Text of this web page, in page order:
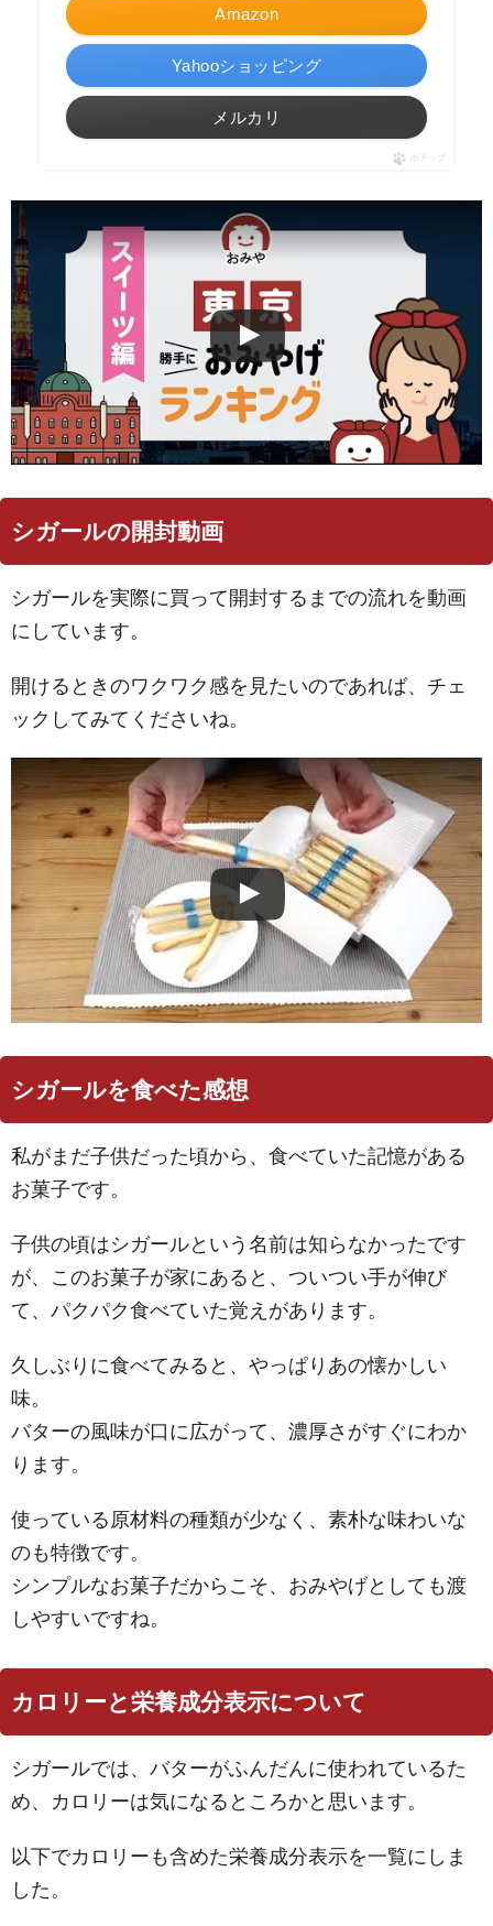
Amazon
Yahooショッピング
メルカリ
ポチップ
シガールの開封動画
シガールを実際に買って開封するまでの流れを動画
にしています。
開けるときのワクワク感を見たいのであれば、チェ
ックしてみてくださいね。
シガールを食べた感想
私がまだ子供だった頃から、食べていた記憶がある
お菓子です。
子供の頃はシガールという名前は知らなかったです
が、このお菓子が家にあると、ついつい手が伸び
て、パクパク食べていた覚えがあります。
久しぶりに食べてみると、やっぱりあの懐かしい
味。
バターの風味が口に広がって、濃厚さがすぐにわか
ります。
使っている原材料の種類が少なく、素朴な味わいな
のも特徴です。
シンプルなお菓子だからこそ、おみやげとしても渡
しやすいですね。
カロリーと栄養成分表示について
シガールでは、バターがふんだんに使われているた
め、カロリーは気になるところかと思います。
以下でカロリーも含めた栄養成分表示を一覧にしま
した。